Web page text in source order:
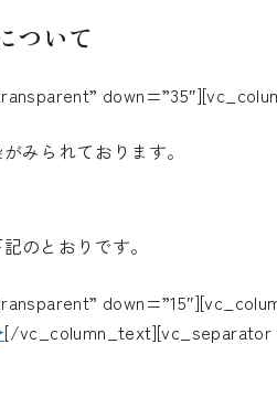
ついて
みられております。
のとおりです。
[/